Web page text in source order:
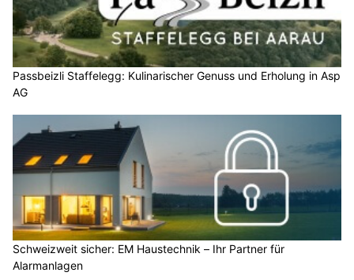
Passbeizli Staffelegg: Kulinarischer Genuss und Erholung in Asp
AG
Schweizweit sicher: EM Haustechnik – Ihr Partner für
Alarmanlagen